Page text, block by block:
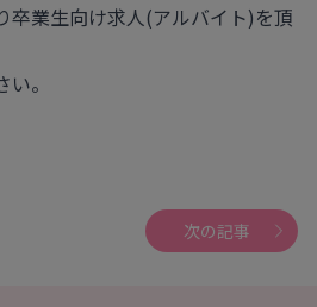
卒業生向け求人(アルバイト)を頂
。
次の記事